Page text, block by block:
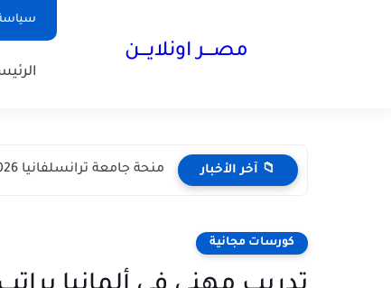
مصـــر اونلايـــن
📁 آخر الأخبار منحة جامعة ترانسلفانيا 2026 في رومانيا | دراسة مجانية مع...
كورسات مجانية